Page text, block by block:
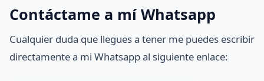
Contáctame a mí Whatsapp
Cualquier duda que llegues a tener me puedes escribir
directamente a mi Whatsapp al siguiente enlace: